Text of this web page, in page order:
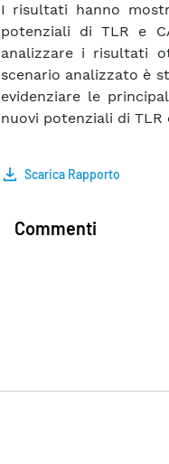
I risultati hanno
potenziali di TLR e
analizzare i risultati
scenario analizzato è
evidenziare le
nuovi potenziali di TLR
Scarica Rapporto
Commenti